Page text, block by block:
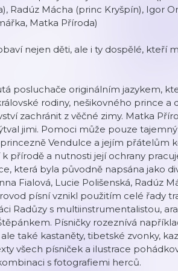
Radúz Mácha (princ Kryšpín), Igor
Matka Příroda)
nejen děti, ale i ty dospělé, kteří
posluchače originálním jazykem,
rodiny, nešikovného prince a
zachránit z věčné zimy. Matka
jimi. Pomoci může pouze
Vendulce a jejím přátelům
přírodě a nutnosti její ochrany
která byla původně napsána jako
Fialová, Lucie Polišenská, Radúz
písní vznikl použitím celé řady
Radůzy s multiinstrumentalistou,
Písničky rozeznívá
také kastaněty, tibetské zvonky,
všech písniček a ilustrace
s fotografiemi herců.